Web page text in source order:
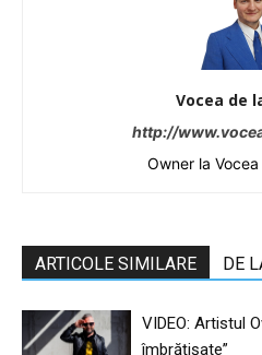
Vocea de
http://
Owner la
ARTICOLE SIMILARE DE
VIDEO: Artistul
îmbrățișate”